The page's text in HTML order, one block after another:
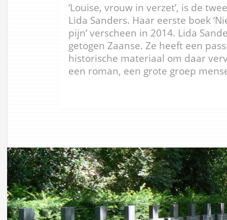
‘Louise, vrouw in verzet’, is de
Lida Sanders. Haar eerste boek
pijn’ verscheen in 2014. Lida
getogen Zaanse. Ze heeft een
historische materiaal om daar
een roman, een grote groep